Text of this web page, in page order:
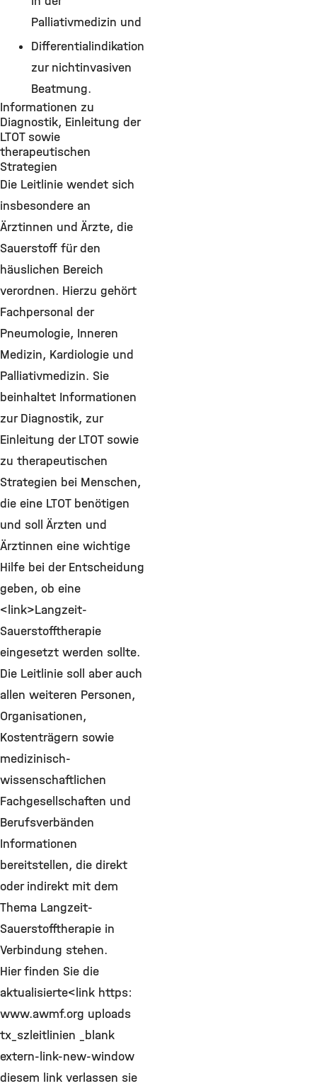
Palliativmedizin und
Differentialindikation
zur nichtinvasiven
Beatmung.
Informationen zu
Diagnostik, Einleitung der
LTOT sowie
therapeutischen
Strategien
Die Leitlinie wendet sich
insbesondere an
Ärztinnen und Ärzte, die
Sauerstoff für den
häuslichen Bereich
verordnen. Hierzu gehört
Fachpersonal der
Pneumologie, Inneren
Medizin, Kardiologie und
Palliativmedizin. Sie
beinhaltet Informationen
zur Diagnostik, zur
Einleitung der LTOT sowie
zu therapeutischen
Strategien bei Menschen,
die eine LTOT benötigen
und soll Ärzten und
Ärztinnen eine wichtige
Hilfe bei der Entscheidung
geben, ob eine
<link>Langzeit-
Sauerstofftherapie
eingesetzt werden sollte.
Die Leitlinie soll aber auch
allen weiteren Personen,
Organisationen,
Kostenträgern sowie
medizinisch-
wissenschaftlichen
Fachgesellschaften und
Berufsverbänden
Informationen
bereitstellen, die direkt
oder indirekt mit dem
Thema Langzeit-
Sauerstofftherapie in
Verbindung stehen.
Hier finden Sie die
aktualisierte<link https:
www.awmf.org uploads
tx_szleitlinien _blank
extern-link-new-window
diesem link verlassen sie